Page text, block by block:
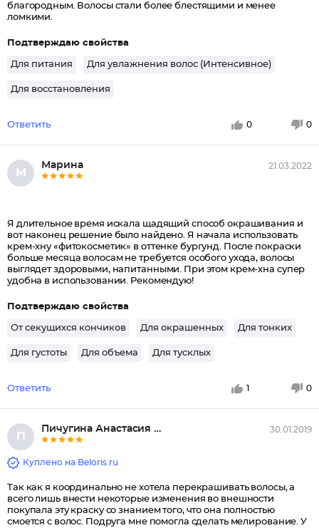
благородным. Волосы стали более блестящими и менее
ломкими.
Подтверждаю свойства
Для питания Для увлажнения волос (Интенсивное)
Для восстановления
Ответить 0 0
М
Марина 21.03.2022
Я длительное время искала щадящий способ окрашивания и
вот наконец решение было найдено. Я начала использовать
крем-хну «фитокосметик» в оттенке бургунд. После покраски
больше месяца волосам не требуется особого ухода, волосы
выглядет здоровыми, напитанными. При этом крем-хна супер
удобна в использовании. Рекомендую!
Подтверждаю свойства
От секущихся кончиков Для окрашенных Для тонких
Для густоты Для объема Для тусклых
Ответить 0
П
Пичугина Анастасия Владимировн... 30.01.2019
Куплено на Beloris.ru
Так как я координально не хотела перекрашивать волосы, а
всего лишь внести некоторые изменения во внешности
покупала эту краску со знанием того, что она полностью
смоется с волос. Подруга мне помогла сделать мелирование. У